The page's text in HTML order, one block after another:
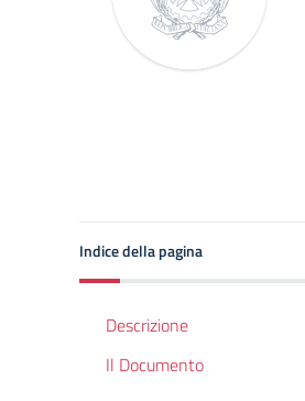
Indice della pagina
Descrizione
Il Documento